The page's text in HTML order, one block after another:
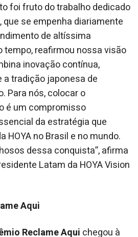
foi fruto do trabalho dedicado
se empenha diariamente
de altíssima
tempo, reafirmou nossa visão
inovação contínua,
tradição japonesa de
Para nós, colocar o
é um compromisso
da estratégia que
HOYA no Brasil e no mundo.
dessa conquista”, afirma
Latam da HOYA Vision
Aqui
Reclame Aqui chegou à